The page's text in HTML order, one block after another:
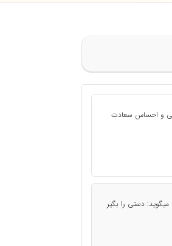
و احساس سعادت
میگوید: دستی را بگیر